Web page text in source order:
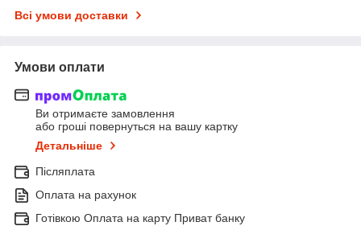
Всі умови доставки
Умови оплати
Ви отримаєте замовлення
або гроші повернуться на вашу картку
Детальніше
Післяплата
Оплата на рахунок
Готівкою Оплата на карту Приват банку